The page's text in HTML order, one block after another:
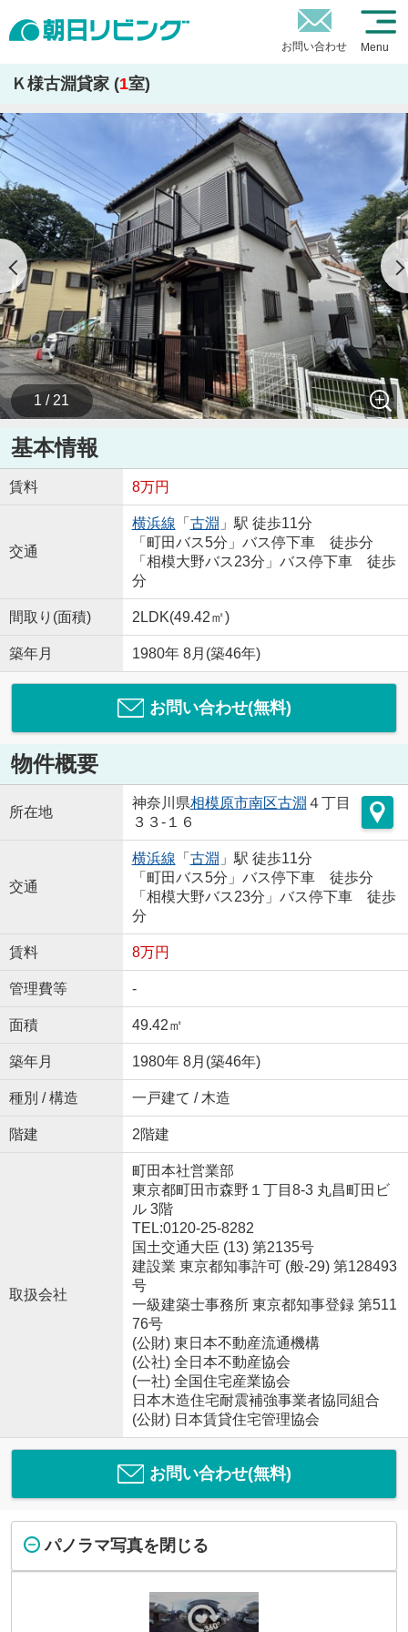
お問い合わせ Menu
Ｋ様古淵貸家 (1室)
1 / 21
基本情報
賃料 8万円
交通
横浜線 「 古淵 」駅 徒歩11分
「町田バス5分」バス停下車 徒歩分
「相模大野バス23分」バス停下車 徒歩
分
間取り(面積) 2LDK(49.42㎡)
築年月 1980年 8月(築46年)
お問い合わせ(無料)
物件概要
所在地
神奈川県相模原市南区古淵 ４丁目
３３-１６
交通
横浜線 「 古淵 」駅 徒歩11分
「町田バス5分」バス停下車 徒歩分
「相模大野バス23分」バス停下車 徒歩
分
賃料 8万円
管理費等 -
面積 49.42㎡
築年月 1980年 8月(築46年)
種別 / 構造 一戸建て / 木造
階建 2階建
取扱会社
町田本社営業部
東京都町田市森野１丁目8-3 丸昌町田ビ
ル 3階
TEL:0120-25-8282
国土交通大臣 (13) 第2135号
建設業 東京都知事許可 (般-29) 第128493
号
一級建築士事務所 東京都知事登録 第511
76号
(公財) 東日本不動産流通機構
(公社) 全日本不動産協会
(一社) 全国住宅産業協会
日本木造住宅耐震補強事業者協同組合
(公財) 日本賃貸住宅管理協会
お問い合わせ(無料)
パノラマ写真を閉じる